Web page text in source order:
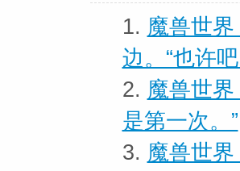
1. 魔兽世
边。“也许
2. 魔兽世
是第一次。”
3. 魔兽世